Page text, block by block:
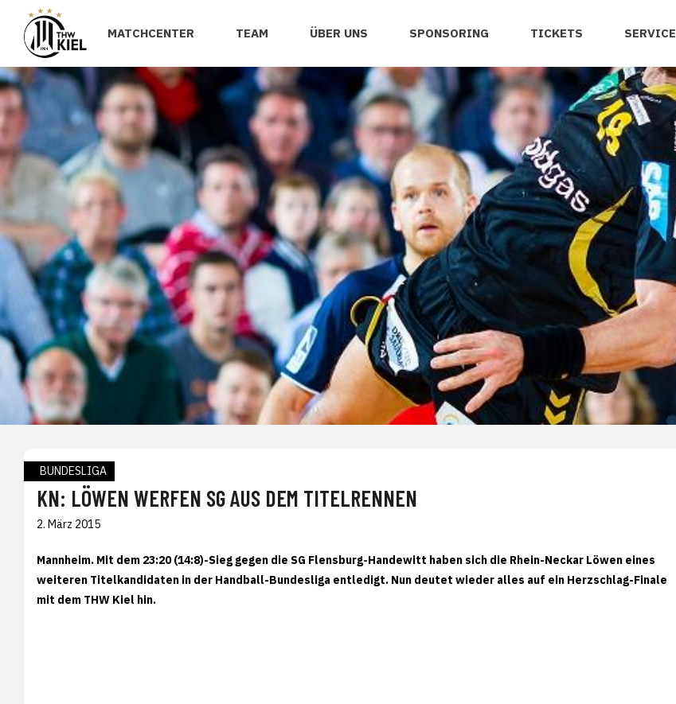
MATCHCENTER TEAM ÜBER UNS SPONSORING TICKETS SERVICE
BUNDESLIGA
KN: LÖWEN WERFEN SG AUS DEM TITELRENNEN
2. März 2015
Mannheim. Mit dem 23:20 (14:8)-Sieg gegen die SG Flensburg-Handewitt haben sich die Rhein-Neckar Löwen eines
weiteren Titelkandidaten in der Handball-Bundesliga entledigt. Nun deutet wieder alles auf ein Herzschlag-Finale
mit dem THW Kiel hin.